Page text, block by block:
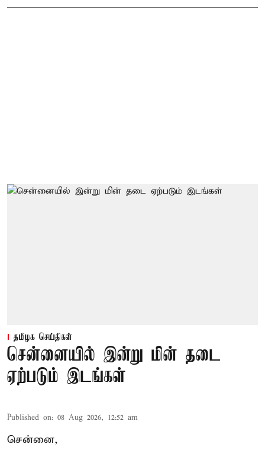
தமிழக செய்திகள்
சென்னையில் இன்று மின் தடை
ஏற்படும் இடங்கள்
Published on: 08 Aug 2026, 12:52 am
சென்னை,